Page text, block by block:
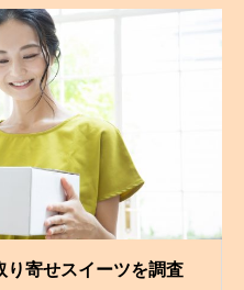
り寄せスイーツを調査